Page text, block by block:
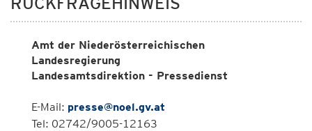
Amt der Niederösterreichischen
Landesregierung
Landesamtsdirektion - Pressedienst
E-Mail: presse@noel.gv.at
Tel: 02742/9005-12163